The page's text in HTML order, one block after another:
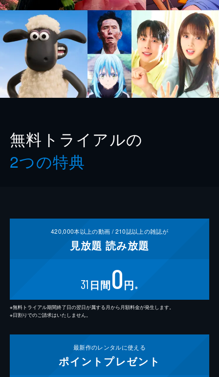
無料トライアルの
2つの特典
420,000本以上の動画 /210誌以上の雑誌が
見放題 読み放題
31 日間0円 ※
※無料トライアル期間終了日の翌日が属する月から月額料金が発生します。
※日割りでのご請求はいたしません。
最新作のレンタルに使える
ポイント プレゼント